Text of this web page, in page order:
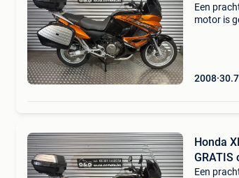
Een
motor is
2008
Honda
GRATIS
Een